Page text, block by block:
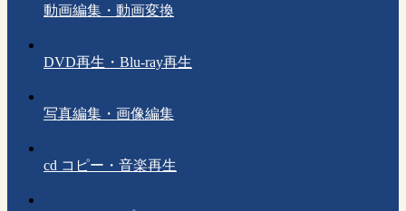
動画編集・動画変換
DVD再生・Blu-ray再生
写真編集・画像編集
cd コピー・音楽再生